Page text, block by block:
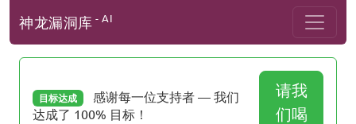
神龙漏洞库 - AI
目标达成
感谢每一位支持者 — 我们
达成了 100% 目标！
请我
们喝